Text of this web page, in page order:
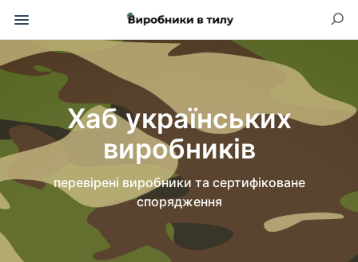
Хаб українських
виробників
перевірені виробники та сертифіковане
спорядження